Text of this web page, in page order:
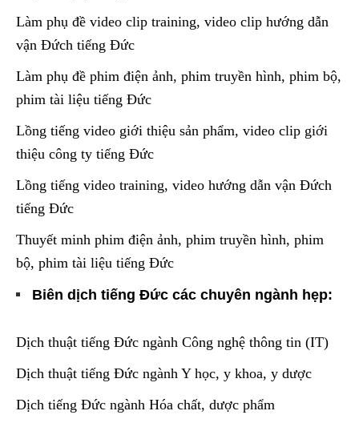
Làm phụ đề video clip training, video clip hướng dẫn
vận Đứch tiếng Đức
Làm phụ đề phim điện ảnh, phim truyền hình, phim bộ,
phim tài liệu tiếng Đức
Lồng tiếng video giới thiệu sản phẩm, video clip giới
thiệu công ty tiếng Đức
Lồng tiếng video training, video hướng dẫn vận Đứch
tiếng Đức
Thuyết minh phim điện ảnh, phim truyền hình, phim
bộ, phim tài liệu tiếng Đức
Biên dịch tiếng Đức các chuyên ngành hẹp:
Dịch thuật tiếng Đức ngành Công nghệ thông tin (IT)
Dịch thuật tiếng Đức ngành Y học, y khoa, y dược
Dịch tiếng Đức ngành Hóa chất, dược phẩm